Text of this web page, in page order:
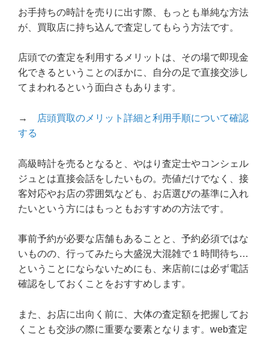
お手持ちの時計を売りに出す際、もっとも単純な方法
が、買取店に持ち込んで査定してもらう方法です。
店頭での査定を利用するメリットは、その場で即現金
化できるということのほかに、自分の足で直接交渉し
てまわれるという面白さもあります。
→
店頭買取のメリット詳細と利用手順について確認
する
高級時計を売るとなると、やはり査定士やコンシェル
ジュとは直接会話をしたいもの。売値だけでなく、接
客対応やお店の雰囲気なども、お店選びの基準に入れ
たいという方にはもっともおすすめの方法です。
事前予約が必要な店舗もあることと、予約必須ではな
いものの、行ってみたら大盛況大混雑で１時間待ち…
ということにならないためにも、来店前には必ず電話
確認をしておくことをおすすめします。
また、お店に出向く前に、大体の査定額を把握してお
くことも交渉の際に重要な要素となります。web査定